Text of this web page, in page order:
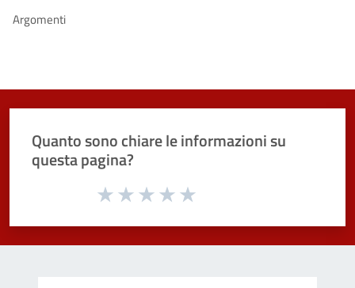
Argomenti
Quanto sono chiare le informazioni su
questa pagina?
Valuta da 1 a 5 stelle la pagina